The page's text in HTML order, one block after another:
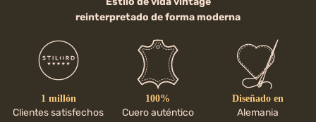
reinterpretado de forma moderna
1 millón
Clientes satisfechos
100%
Cuero auténtico
Diseñado en
Alemania